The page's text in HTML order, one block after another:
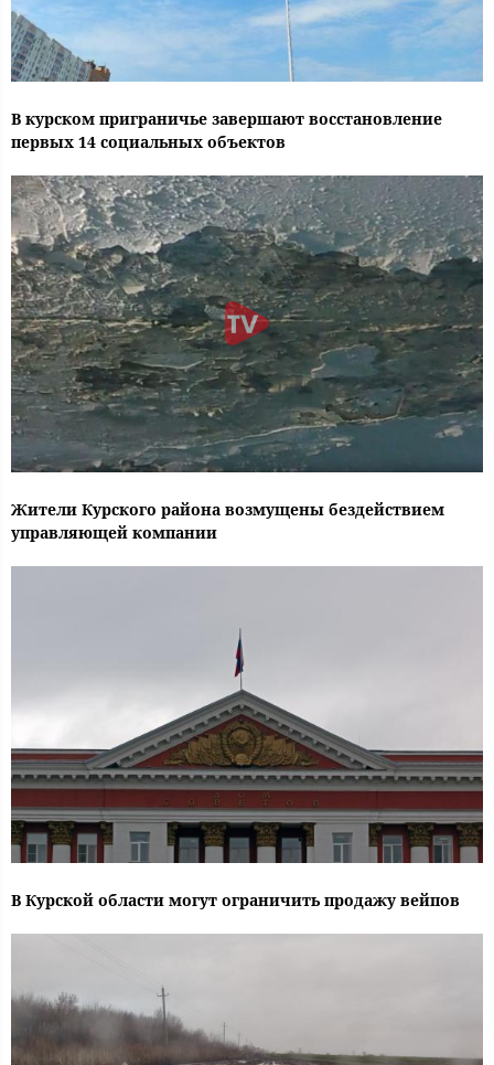
В курском приграничье завершают восстановление
первых 14 социальных объектов
Жители Курского района возмущены бездействием
управляющей компании
В Курской области могут ограничить продажу вейпов